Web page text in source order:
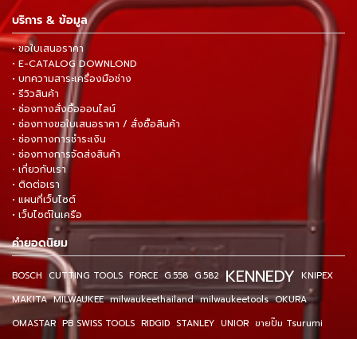
บริการ & ข้อมูล
• ขอใบเสนอราคา
• E-CATALOG DOWNLOND
• บทความสาระเครื่องมือช่าง
• รีวิวสินค้า
• ช่องทางสั่งซื้อออนไลน์
• ช่องทางขอใบเสนอราคา / สั่งซื้อสินค้า
• ช่องทางการชำระเงิน
• ช่องทางการจัดส่งสินค้า
• เกี่ยวกับเรา
• ติดต่อเรา
• แผนที่เว็บไซต์
• เว็บไซต์ในเครือ
คำยอดนิยม
BOSCH CUTTING TOOLS FORCE G.558 G.582 KENNEDY KNIPEX
MAKITA MILWAUKEE milwaukeethailand milwaukeetools OKURA
OMASTAR PB SWISS TOOLS RIDGID STANLEY UNIOR ขายปั๊ม Tsurumi